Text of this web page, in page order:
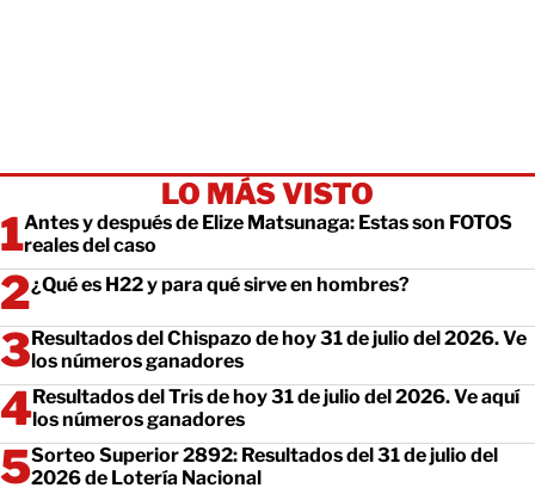
LO MÁS VISTO
Antes y después de Elize Matsunaga: Estas son FOTOS
reales del caso
¿Qué es H22 y para qué sirve en hombres?
Resultados del Chispazo de hoy 31 de julio del 2026. Ve
los números ganadores
Resultados del Tris de hoy 31 de julio del 2026. Ve aquí
los números ganadores
Sorteo Superior 2892: Resultados del 31 de julio del
2026 de Lotería Nacional